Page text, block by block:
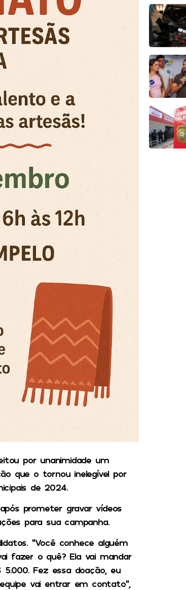
por unanimidade um
que o tornou inelegível por
de 2024.
prometer gravar vídeos
para sua campanha.
“Você conhece alguém
fazer o quê? Ela vai mandar
Fez essa doação, eu
vai entrar em contato”,